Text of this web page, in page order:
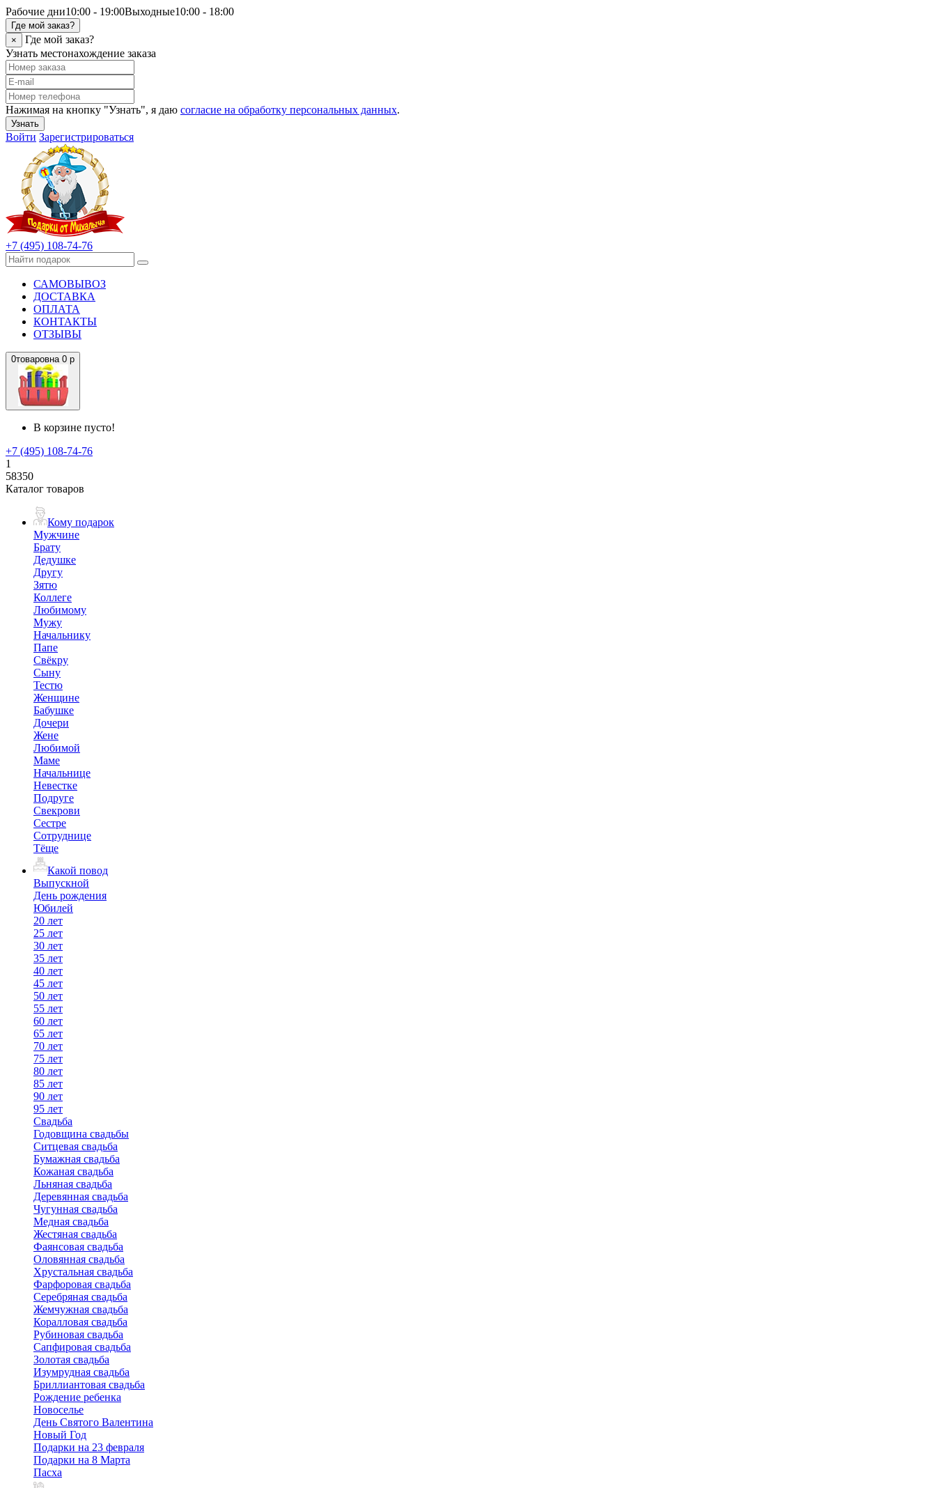
Рабочие дни10:00 - 19:00Выходные10:00 - 18:00
Где мой заказ?
×
Где мой заказ?
Узнать местонахождение заказа
Нажимая на кнопку "Узнать", я даю согласие на обработку персональных данных.
Узнать
Войти Зарегистрироваться
+7 (495) 108-74-76
САМОВЫВОЗ
ДОСТАВКА
ОПЛАТА
КОНТАКТЫ
ОТЗЫВЫ
0товаровна 0 р
В корзине пусто!
+7 (495) 108-74-76
1
58350
Каталог товаров
Кому подарок
Мужчине
Брату
Дедушке
Другу
Зятю
Коллеге
Любимому
Мужу
Начальнику
Папе
Свёкру
Сыну
Тестю
Женщине
Бабушке
Дочери
Жене
Любимой
Маме
Начальнице
Невестке
Подруге
Свекрови
Сестре
Сотруднице
Тёще
Какой повод
Выпускной
День рождения
Юбилей
20 лет
25 лет
30 лет
35 лет
40 лет
45 лет
50 лет
55 лет
60 лет
65 лет
70 лет
75 лет
80 лет
85 лет
90 лет
95 лет
Свадьба
Годовщина свадьбы
Ситцевая свадьба
Бумажная свадьба
Кожаная свадьба
Льняная свадьба
Деревянная свадьба
Чугунная свадьба
Медная свадьба
Жестяная свадьба
Фаянсовая свадьба
Оловянная свадьба
Хрустальная свадьба
Фарфоровая свадьба
Серебряная свадьба
Жемчужная свадьба
Коралловая свадьба
Рубиновая свадьба
Сапфировая свадьба
Золотая свадьба
Изумрудная свадьба
Бриллиантовая свадьба
Рождение ребенка
Новоселье
День Святого Валентина
Новый Год
Подарки на 23 февраля
Подарки на 8 Марта
Пасха